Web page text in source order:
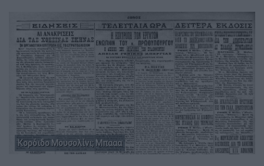
Κορόιδο Μουσολίνι; Μπααα